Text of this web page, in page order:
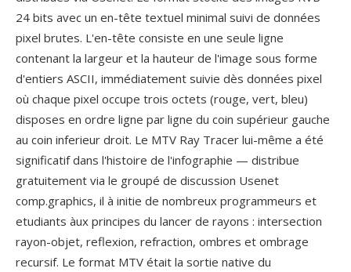
24 bits avec un en-tête textuel minimal suivi de données
pixel brutes. L'en-tête consiste en une seule ligne
contenant la largeur et la hauteur de l'image sous forme
d'entiers ASCII, immédiatement suivie dès données pixel
où chaque pixel occupe trois octets (rouge, vert, bleu)
disposes en ordre ligne par ligne du coin supérieur gauche
au coin inferieur droit. Le MTV Ray Tracer lui-même a été
significatif dans l'histoire de l'infographie — distribue
gratuitement via le groupé de discussion Usenet
comp.graphics, il à initie de nombreux programmeurs et
etudiants àux principes du lancer de rayons : intersection
rayon-objet, reflexion, refraction, ombres et ombrage
recursif. Le format MTV était la sortie native du